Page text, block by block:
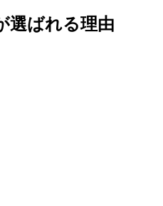
選ばれる理由